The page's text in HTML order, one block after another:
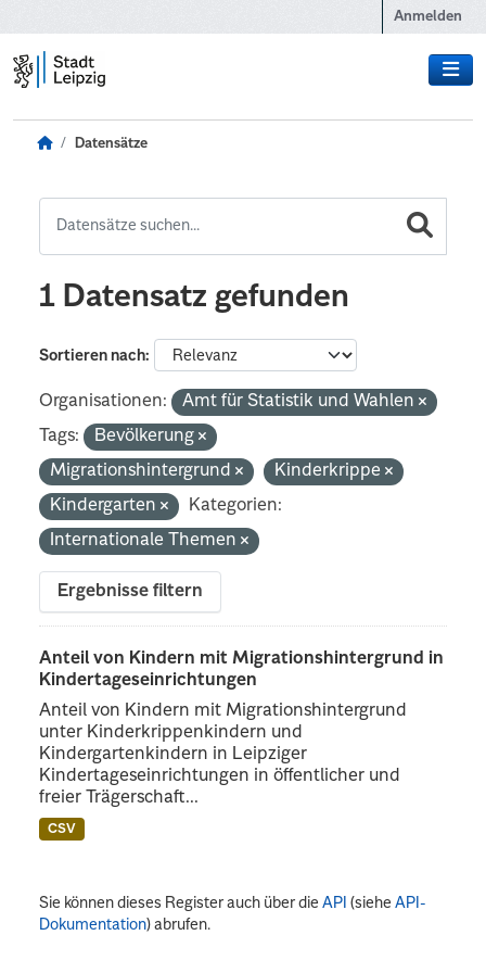
Anmelden
Datensätze
1 Datensatz gefunden
Sortieren nach
Organisationen:
Amt für Statistik und Wahlen
Tags:
Bevölkerung
Migrationshintergrund
Kinderkrippe
Kindergarten
Kategorien:
Internationale Themen
Ergebnisse filtern
Anteil von Kindern mit Migrationshintergrund in
Kindertageseinrichtungen
Anteil von Kindern mit Migrationshintergrund
unter Kinderkrippenkindern und
Kindergartenkindern in Leipziger
Kindertageseinrichtungen in öffentlicher und
freier Trägerschaft...
CSV
Sie können dieses Register auch über dieAPI (sieheAPI-
Dokumentation) abrufen.